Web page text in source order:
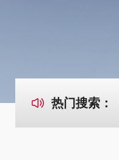
热门搜索：